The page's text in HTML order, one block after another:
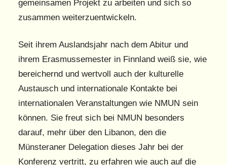
gemeinsamen Projekt zu arbeiten und sich so
zusammen weiterzuentwickeln.
Seit ihrem Auslandsjahr nach dem Abitur und
ihrem Erasmussemester in Finnland weiß sie, wie
bereichernd und wertvoll auch der kulturelle
Austausch und internationale Kontakte bei
internationalen Veranstaltungen wie NMUN sein
können. Sie freut sich bei NMUN besonders
darauf, mehr über den Libanon, den die
Münsteraner Delegation dieses Jahr bei der
Konferenz vertritt, zu erfahren wie auch auf die